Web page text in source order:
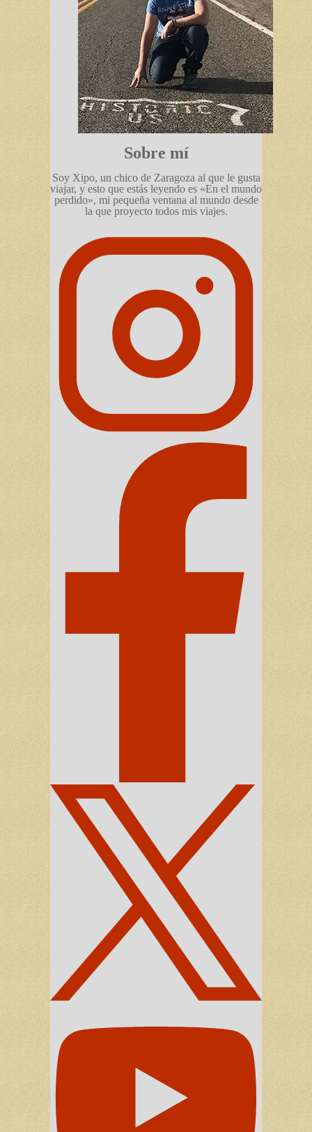
Sobre mí
Soy Xipo, un chico de Zaragoza al que le gusta
viajar, y esto que estás leyendo es «En el mundo
perdido», mi pequeña ventana al mundo desde
la que proyecto todos mis viajes.